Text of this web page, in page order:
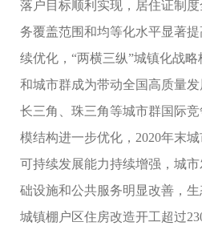
落户目标顺利实现，居住证制
务覆盖范围和均等化水平显著
续优化，“两横三纵”城镇化战
和城市群成为带动全国高质量发
长三角、珠三角等城市群国际
模结构进一步优化，2020年末
可持续发展能力持续增强，城
础设施和公共服务明显改善，生
城镇棚户区住房改造开工超过